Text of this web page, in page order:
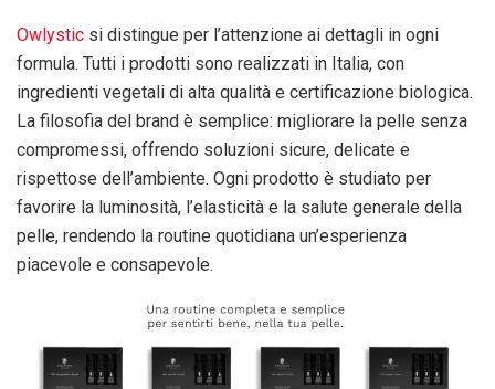
Owlystic si distingue per l’attenzione ai dettagli in ogni
formula. Tutti i prodotti sono realizzati in Italia, con
ingredienti vegetali di alta qualità e certificazione biologica.
La filosofia del brand è semplice: migliorare la pelle senza
compromessi, offrendo soluzioni sicure, delicate e
rispettose dell’ambiente. Ogni prodotto è studiato per
favorire la luminosità, l’elasticità e la salute generale della
pelle, rendendo la routine quotidiana un’esperienza
piacevole e consapevole.